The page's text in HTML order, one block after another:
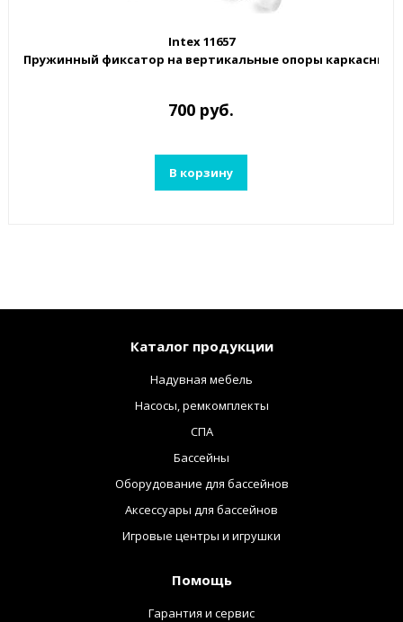
Intex 11657
Пружинный фиксатор на вертикальные опоры каркасных
700 руб.
В корзину
Каталог продукции
Надувная мебель
Насосы, ремкомплекты
СПА
Бассейны
Оборудование для бассейнов
Аксессуары для бассейнов
Игровые центры и игрушки
Помощь
Гарантия и сервис